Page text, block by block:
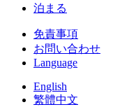
泊まる
免責事項
お問い合わせ
Language
English
繁體中文